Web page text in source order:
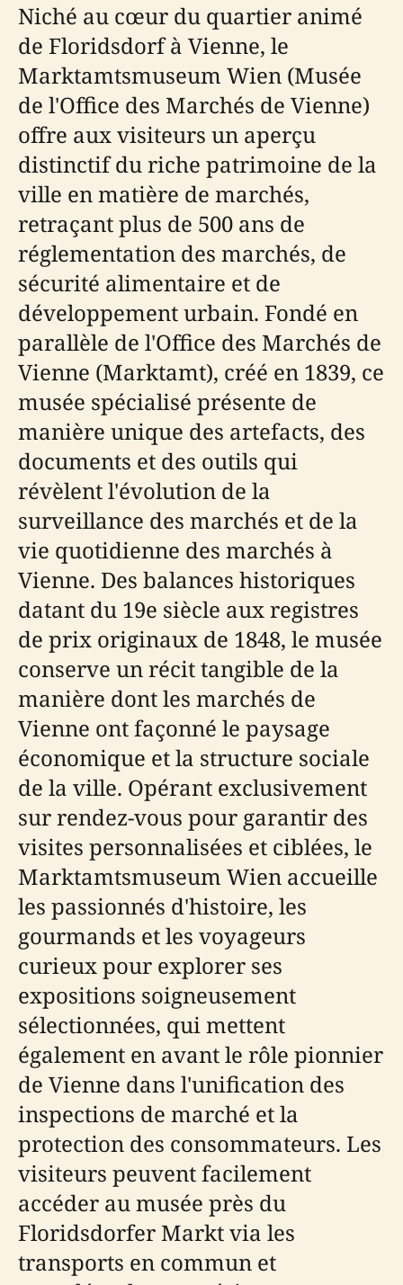
Niché au cœur du quartier animé
de Floridsdorf à Vienne, le
Marktamtsmuseum Wien (Musée
de l'Office des Marchés de Vienne)
offre aux visiteurs un aperçu
distinctif du riche patrimoine de la
ville en matière de marchés,
retraçant plus de 500 ans de
réglementation des marchés, de
sécurité alimentaire et de
développement urbain. Fondé en
parallèle de l'Office des Marchés de
Vienne (Marktamt), créé en 1839, ce
musée spécialisé présente de
manière unique des artefacts, des
documents et des outils qui
révèlent l'évolution de la
surveillance des marchés et de la
vie quotidienne des marchés à
Vienne. Des balances historiques
datant du 19e siècle aux registres
de prix originaux de 1848, le musée
conserve un récit tangible de la
manière dont les marchés de
Vienne ont façonné le paysage
économique et la structure sociale
de la ville. Opérant exclusivement
sur rendez-vous pour garantir des
visites personnalisées et ciblées, le
Marktamtsmuseum Wien accueille
les passionnés d'histoire, les
gourmands et les voyageurs
curieux pour explorer ses
expositions soigneusement
sélectionnées, qui mettent
également en avant le rôle pionnier
de Vienne dans l'unification des
inspections de marché et la
protection des consommateurs. Les
visiteurs peuvent facilement
accéder au musée près du
Floridsdorfer Markt via les
transports en commun et